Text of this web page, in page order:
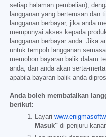
setiap halaman pembelian),
langganan yang berterusan dan
langganan berbayar, jika anda
mempunyai akses kepada
langganan berbayar anda. Jika
untuk tempoh langganan
memohon bayaran balik dalam
anda, dan anda akan serta-
apabila bayaran balik anda
Anda boleh membatalkan
berikut:
Layari
Masuk" di penjuru